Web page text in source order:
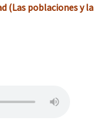
(Las poblaciones y la